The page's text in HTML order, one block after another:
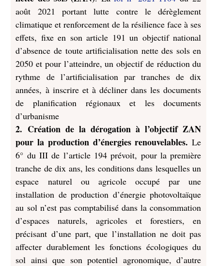
août 2021 portant lutte contre le dérèglement
climatique et renforcement de la résilience face à ses
effets, fixe en son article 191 un objectif national
d’absence de toute artificialisation nette des sols en
2050 et pour l’atteindre, un objectif de réduction du
rythme de l’artificialisation par tranches de dix
années, à inscrire et à décliner dans les documents
de planification régionaux et les documents
d’urbanisme
2. Création de la dérogation à l’objectif ZAN
pour la production d’énergies renouvelables. Le
6° du III de l’article 194 prévoit, pour la première
tranche de dix ans, les conditions dans lesquelles un
espace naturel ou agricole occupé par une
installation de production d’énergie photovoltaïque
au sol n’est pas comptabilisé dans la consommation
d’espaces naturels, agricoles et forestiers, en
précisant d’une part, que l’installation ne doit pas
affecter durablement les fonctions écologiques du
sol ainsi que son potentiel agronomique, d’autre